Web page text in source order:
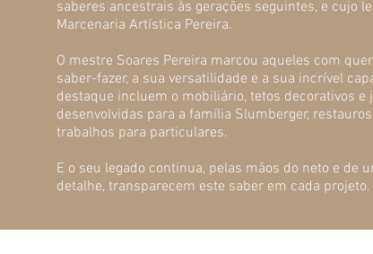
saberes ancestrais às gerações seguintes, e cujo
Marcenaria Artística Pereira.
O mestre Soares Pereira marcou aqueles com
saber-fazer, a sua versatilidade e a sua incrível
destaque incluem o mobiliário, tetos decorativos e
desenvolvidas para a família Slumberger,
trabalhos para particulares.
E o seu legado continua, pelas mãos do neto e de
detalhe, transparecem este saber em cada projeto.